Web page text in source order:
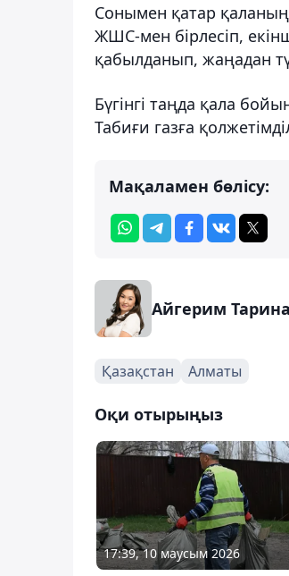
Сонымен қатар
ЖШС-мен бірлесіп,
қабылданып, жаңадан
Бүгінгі таңда қала
Табиғи газға
Мақаламен бөлісу:
Айгерим Тарина
Қазақстан Алматы
Оқи отырыңыз
17:39, 10 маусым 2026